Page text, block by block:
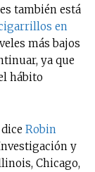
también está
en
más bajos
ya que
hábito
Robin
y
Chicago,